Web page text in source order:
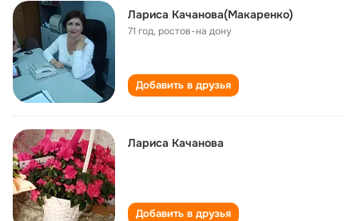
Лариса Качанова(Макаренко)
71 год,ростов-на дону
Добавить в друзья
Лариса Качанова
Добавить в друзья